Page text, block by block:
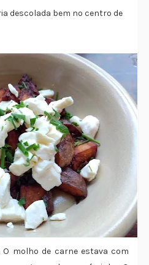
descolada bem no centro de
molho de carne estava com